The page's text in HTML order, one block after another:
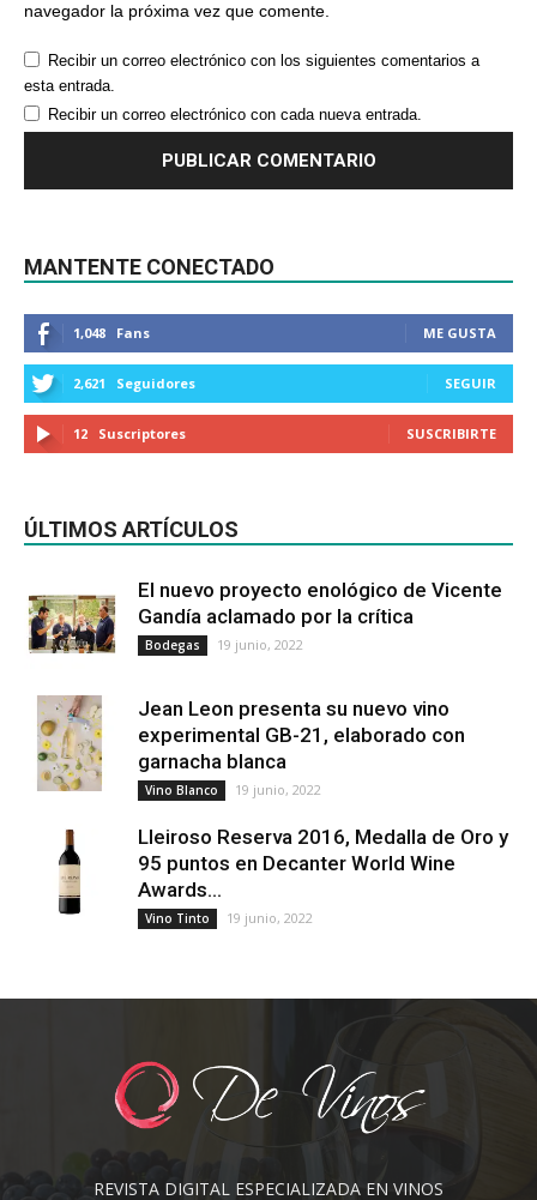
navegador la próxima vez que comente.
Recibir un correo electrónico con los siguientes comentarios a
esta entrada.
Recibir un correo electrónico con cada nueva entrada.
MANTENTE CONECTADO
1,048 Fans ME GUSTA
2,621 Seguidores SEGUIR
12 Suscriptores SUSCRIBIRTE
ÚLTIMOS ARTÍCULOS
El nuevo proyecto enológico de Vicente
Gandía aclamado por la crítica
Bodegas 19 junio, 2022
Jean Leon presenta su nuevo vino
experimental GB-21, elaborado con
garnacha blanca
Vino Blanco 19 junio, 2022
Lleiroso Reserva 2016, Medalla de Oro y
95 puntos en Decanter World Wine
Awards...
Vino Tinto 19 junio, 2022
REVISTA DIGITAL ESPECIALIZADA EN VINOS